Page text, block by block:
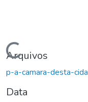
Carregando...
Arquivos
p-a-camara-desta-
Data